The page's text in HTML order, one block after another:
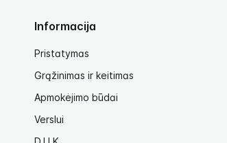
Informacija
Pristatymas
Grąžinimas ir keitimas
Apmokėjimo būdai
Verslui